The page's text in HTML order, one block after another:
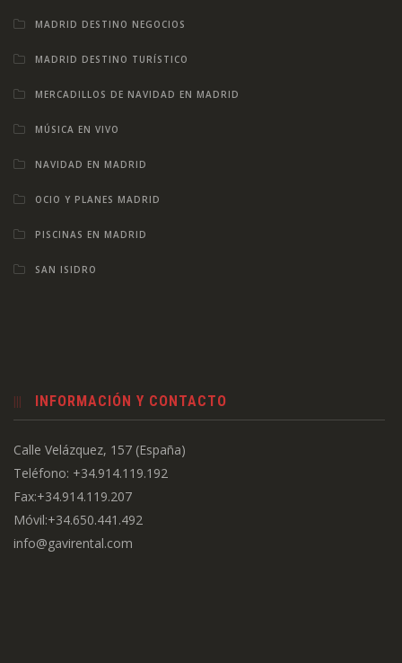
MADRID DESTINO NEGOCIOS
MADRID DESTINO TURÍSTICO
MERCADILLOS DE NAVIDAD EN MADRID
MÚSICA EN VIVO
NAVIDAD EN MADRID
OCIO Y PLANES MADRID
PISCINAS EN MADRID
SAN ISIDRO
INFORMACIÓN Y CONTACTO
Calle Velázquez, 157 (España)
Teléfono: +34.914.119.192
Fax:+34.914.119.207
Móvil:+34.650.441.492
info@gavirental.com